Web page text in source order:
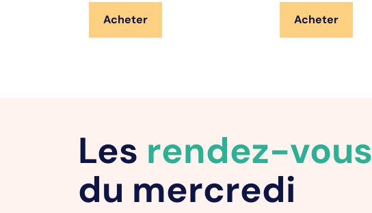
Acheter Acheter
Les rendez-vous
du mercredi